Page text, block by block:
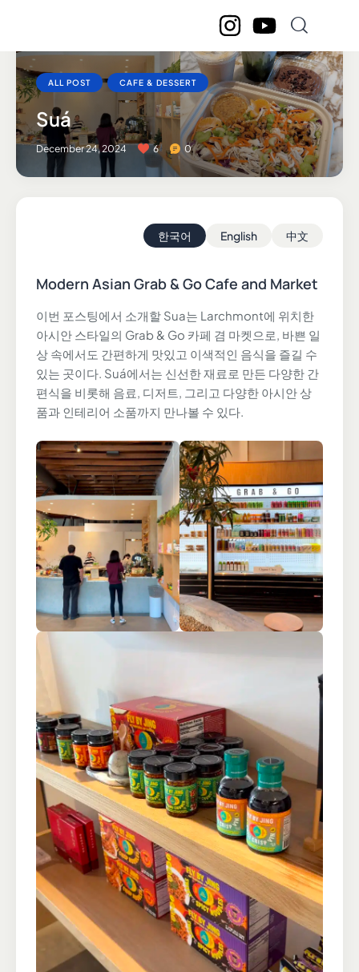
ALL POST CAFE & DESSERT
Suá
December 24, 2024 6 0
한국어 English 中文
Modern Asian Grab & Go Cafe and Market
이번 포스팅에서 소개할 Sua는 Larchmont에 위치한
아시안 스타일의 Grab & Go 카페 겸 마켓으로, 바쁜 일
상 속에서도 간편하게 맛있고 이색적인 음식을 즐길 수
있는 곳이다. Suá에서는 신선한 재료로 만든 다양한 간
편식을 비롯해 음료, 디저트, 그리고 다양한 아시안 상
품과 인테리어 소품까지 만나볼 수 있다.